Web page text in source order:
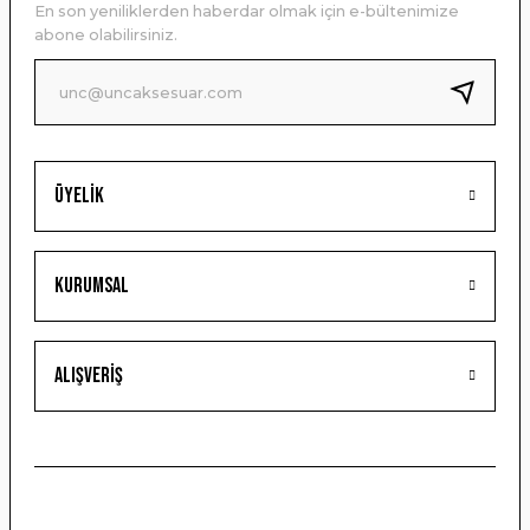
Ürün bilgilerinde hatalar bulunuyor.
Ürün fiyatı diğer sitelerden daha pahalı.
Bu ürüne benzer farklı alternatifler olmalı.
Gönder
Üyelik
Kurumsal
Alışveriş
En son yeniliklerden haberdar olmak için e-bültenimize
abone olabilirsiniz.